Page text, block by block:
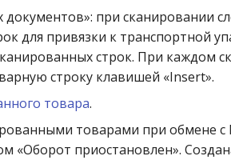
при сканировании
для привязки к транспортной
строк. При каждом
строку клавишей «Insert».
товара.
товарами при обмене
«Оборот приостановлен».